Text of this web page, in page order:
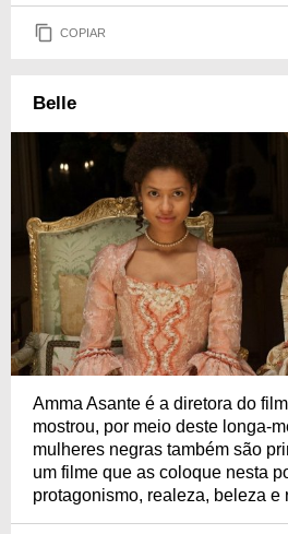
COPIAR
Belle
Amma Asante é a diretora do
mostrou, por meio deste longa-
mulheres negras também são
um filme que as coloque nesta
protagonismo, realeza, beleza e